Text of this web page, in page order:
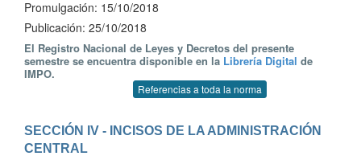
Promulgación: 15/10/2018
Publicación: 25/10/2018
El Registro Nacional de Leyes y Decretos del presente
semestre se encuentra disponible en la Librería Digital de
IMPO.
Referencias a toda la norma
SECCIÓN IV - INCISOS DE LA ADMINISTRACIÓN
CENTRAL